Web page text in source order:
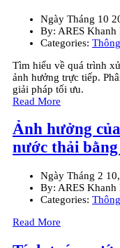
Ngày Tháng 10
By: ARES Khanh
Categories:
Tìm hiểu về quá trình
ảnh hưởng trực tiếp.
giải pháp tối ưu.
Read More
Ảnh hưởng
nước thải
Ngày Tháng 2
By: ARES Khanh
Categories:
Read More